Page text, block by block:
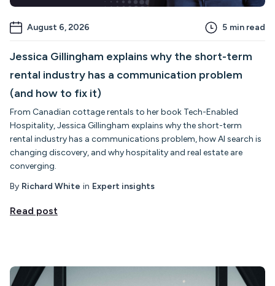
August 6, 2026 5 min read
Jessica Gillingham explains why the short-term
rental industry has a communication problem
(and how to fix it)
From Canadian cottage rentals to her book Tech-Enabled
Hospitality, Jessica Gillingham explains why the short-term
rental industry has a communications problem, how AI search is
changing discovery, and why hospitality and real estate are
converging.
By Richard White in Expert insights
Read post